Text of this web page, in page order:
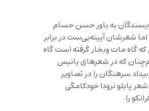
به باور حسن حسام
اما شعرشان آیینه‌یی‌ست در برابر
گاه مات وبخار گرفته است گاه
که در شعرهای یانیس
سرهنگان را در تصاویر
پابلو نرودا خودکامگی
را.